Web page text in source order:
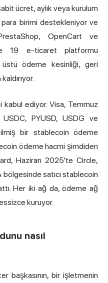
ücret, aylık veya kurulum
birimi destekleniyor ve
OpenCart ve
19 e-ticaret platformu
ödeme kesinliği, geri
kabul ediyor. Visa, Temmuz
PYUSD, USDG ve
bir stablecoin ödeme
ödeme hacmi şimdiden
Haziran 2025'te Circle,
bölgesinde satıcı stablecoin
Her iki ağ da, ödeme ağ
kuruyor.
nasıl
başkasının, bir işletmenin